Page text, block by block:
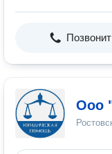
Ооо